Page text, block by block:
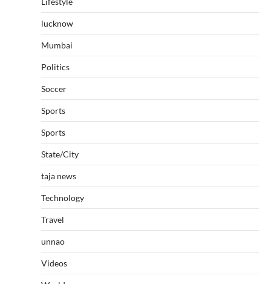
lucknow
Mumbai
Politics
Soccer
Sports
Sports
State/City
taja news
Technology
Travel
unnao
Videos